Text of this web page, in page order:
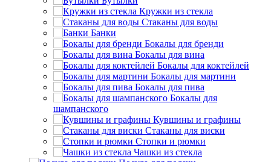
Кружки из стекла
Стаканы для воды
Банки
Бокалы для бренди
Бокалы для вина
Бокалы для коктейлей
Бокалы для мартини
Бокалы для пива
Бокалы для
шампанского
Кувшины и графины
Стаканы для виски
Стопки и рюмки
Чашки из стекла